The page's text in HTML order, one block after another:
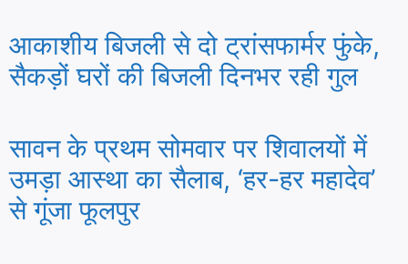
आकाशीय बिजली से दो ट्रांसफार्मर फुंके,
सैकड़ों घरों की बिजली दिनभर रही गुल
सावन के प्रथम सोमवार पर शिवालयों में
उमड़ा आस्था का सैलाब, ‘हर-हर महादेव’
से गूंजा फूलपुर